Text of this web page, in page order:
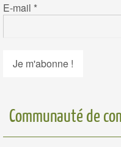
E-mail *
Communauté de